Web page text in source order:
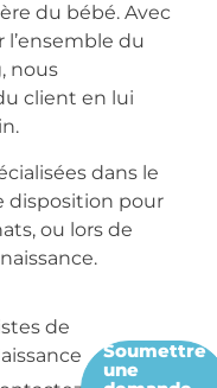
du bébé. Avec
l’ensemble du
nous
client en lui
dans le
disposition pour
ou lors de
de
Soumettre
une